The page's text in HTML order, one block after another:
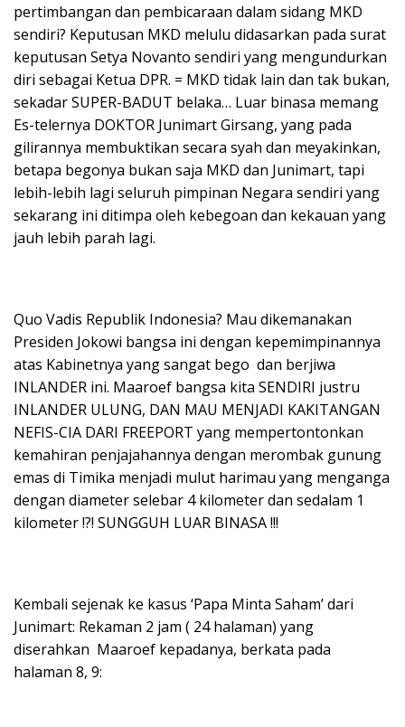
pertimbangan dan pembicaraan dalam sidang MKD
sendiri? Keputusan MKD melulu didasarkan pada surat
keputusan Setya Novanto sendiri yang mengundurkan
diri sebagai Ketua DPR. = MKD tidak lain dan tak bukan,
sekadar SUPER-BADUT belaka… Luar binasa memang
Es-telernya DOKTOR Junimart Girsang, yang pada
gilirannya membuktikan secara syah dan meyakinkan,
betapa begonya bukan saja MKD dan Junimart, tapi
lebih-lebih lagi seluruh pimpinan Negara sendiri yang
sekarang ini ditimpa oleh kebegoan dan kekauan yang
jauh lebih parah lagi.
Quo Vadis Republik Indonesia? Mau dikemanakan
Presiden Jokowi bangsa ini dengan kepemimpinannya
atas Kabinetnya yang sangat bego dan berjiwa
INLANDER ini. Maaroef bangsa kita SENDIRI justru
INLANDER ULUNG, DAN MAU MENJADI KAKITANGAN
NEFIS-CIA DARI FREEPORT yang mempertontonkan
kemahiran penjajahannya dengan merombak gunung
emas di Timika menjadi mulut harimau yang menganga
dengan diameter selebar 4 kilometer dan sedalam 1
kilometer !?! SUNGGUH LUAR BINASA !!!
Kembali sejenak ke kasus ‘Papa Minta Saham’ dari
Junimart: Rekaman 2 jam ( 24 halaman) yang
diserahkan Maaroef kepadanya, berkata pada
halaman 8, 9: